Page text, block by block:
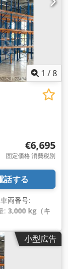
1 /8
€6,695
固定価格 消費税別
話する
両番号:
: 3,000 kg（キ
列数:4, フレー
, 支柱間のクリア
の高さ:
mm
小型広告